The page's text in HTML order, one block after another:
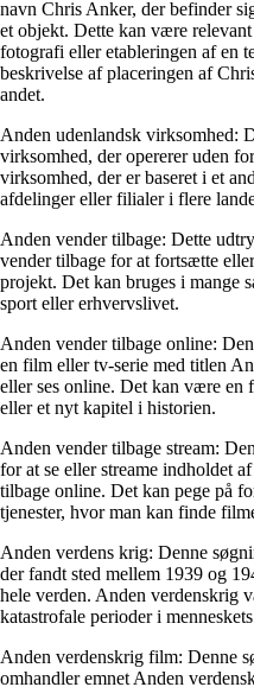
navn Chris Anker, der befinder
et objekt. Dette kan være
fotografi eller etableringen af en
beskrivelse af placeringen af
andet.
Anden udenlandsk virksomhed:
virksomhed, der opererer uden
virksomhed, der er baseret i et
afdelinger eller filialer i flere
Anden vender tilbage: Dette
vender tilbage for at fortsætte
projekt. Det kan bruges i mange
sport eller erhvervslivet.
Anden vender tilbage online:
en film eller tv-serie med titlen
eller ses online. Det kan være en
eller et nyt kapitel i historien.
Anden vender tilbage stream:
for at se eller streame indholdet
tilbage online. Det kan pege på
tjenester, hvor man kan finde
Anden verdens krig: Denne
der fandt sted mellem 1939 og
hele verden. Anden verdenskrig
katastrofale perioder i
Anden verdenskrig film: Denne
omhandler emnet Anden